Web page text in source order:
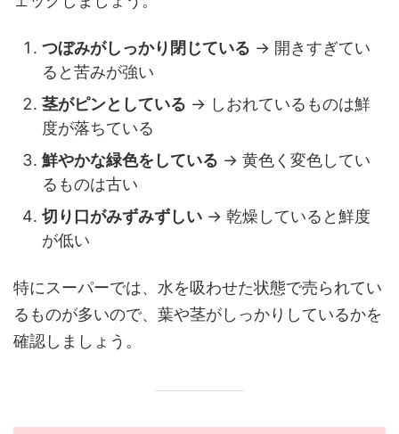
つぼみがしっかり閉じている → 開きすぎてい
ると苦みが強い
茎がピンとしている → しおれているものは鮮
度が落ちている
鮮やかな緑色をしている → 黄色く変色してい
るものは古い
切り口がみずみずしい → 乾燥していると鮮度
が低い
特にスーパーでは、水を吸わせた状態で売られてい
るものが多いので、葉や茎がしっかりしているかを
確認しましょう。